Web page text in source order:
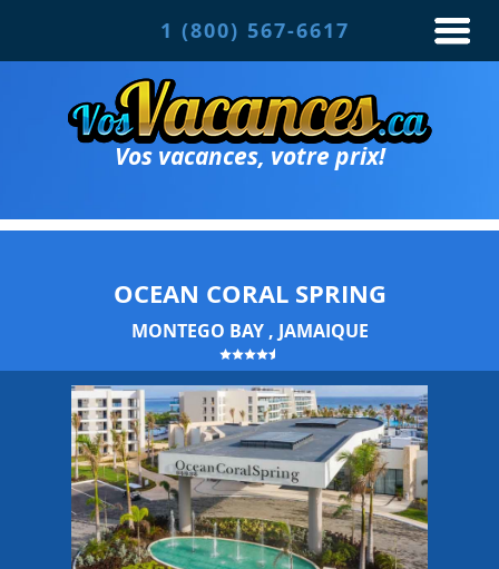
1 (800) 567-6617
Vos vacances, votre prix!
OCEAN CORAL SPRING
MONTEGO BAY , JAMAIQUE